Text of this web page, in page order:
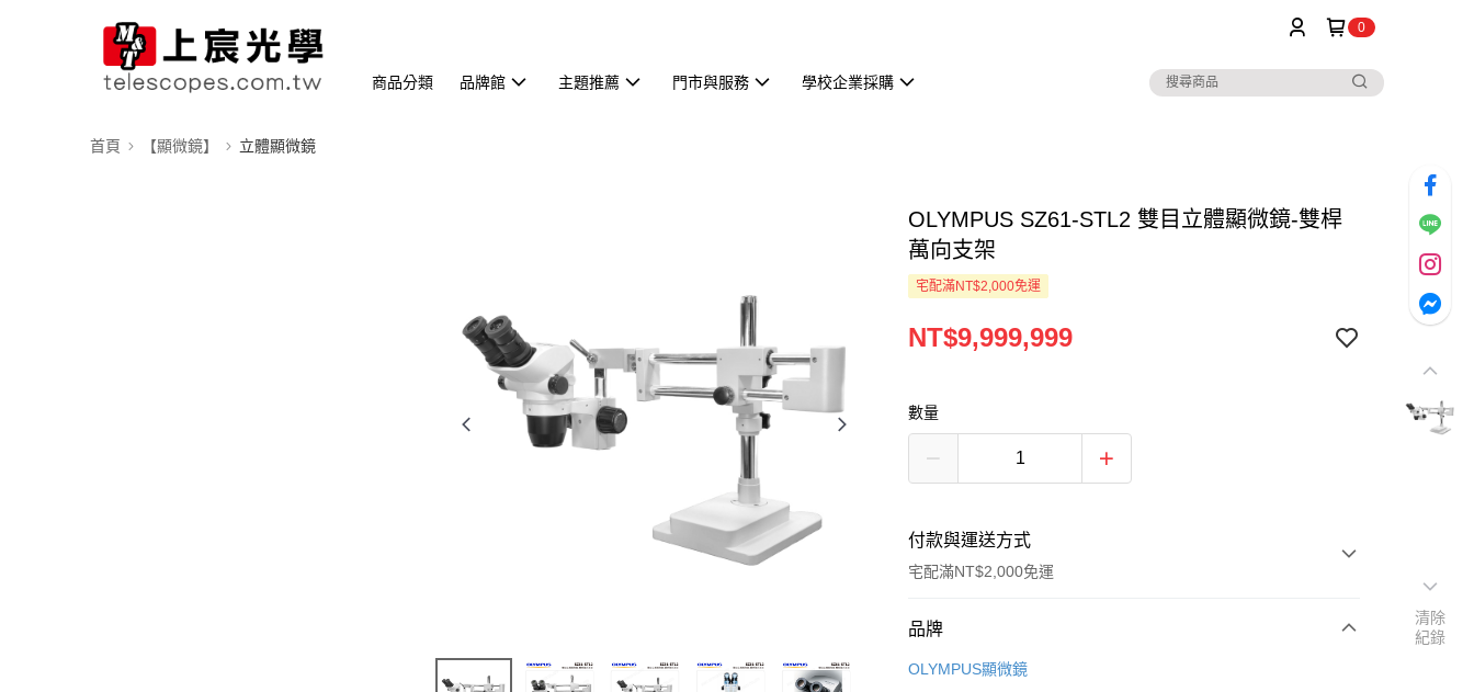
0
商品分類 品牌館 主題推薦 門市與服務 學校企業採購
首頁 【顯微鏡】 立體顯微鏡
OLYMPUS SZ61-STL2 雙目立體顯微鏡-雙桿
萬向支架
宅配滿NT$2,000免運
NT$9,999,999
數量
付款與運送方式
宅配滿NT$2,000免運
付款方式
信用卡一次付款
品牌
OLYMPUS顯微鏡
清除
紀錄